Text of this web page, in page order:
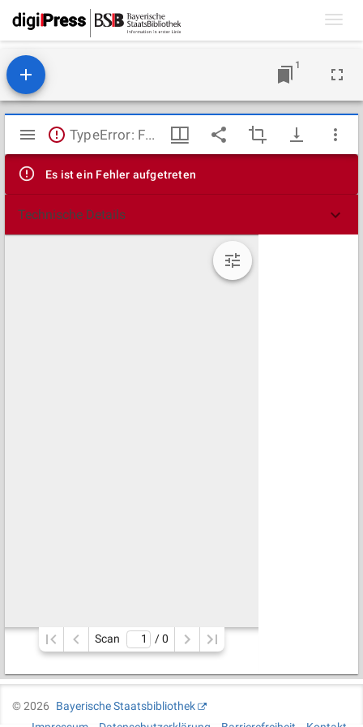
1
Mirador
Viewer
TypeError: Failed to fetch
Es ist ein Fehler aufgetreten
Technische Details
Scan / 0
©2026
Bayerische Staatsbibliothek